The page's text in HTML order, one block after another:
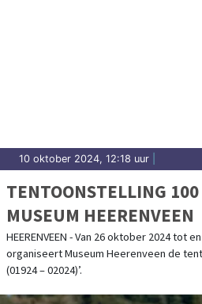
10 oktober 2024, 12:18 uur
TENTOONSTELLING
MUSEUM HEERENVEEN
HEERENVEEN - Van 26 oktober 2024 tot
organiseert Museum Heerenveen de
(01924 – 02024)’.